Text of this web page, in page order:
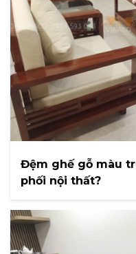
Đệm ghế gỗ màu
phối nội thất?